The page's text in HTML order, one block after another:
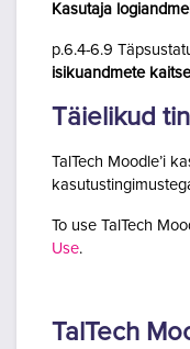
Kasutaja
p.6.4-6.9
isikuandmete kaitse
Täielikud
TalTech Moodle’i
To use TalTech
Use.
TalTech